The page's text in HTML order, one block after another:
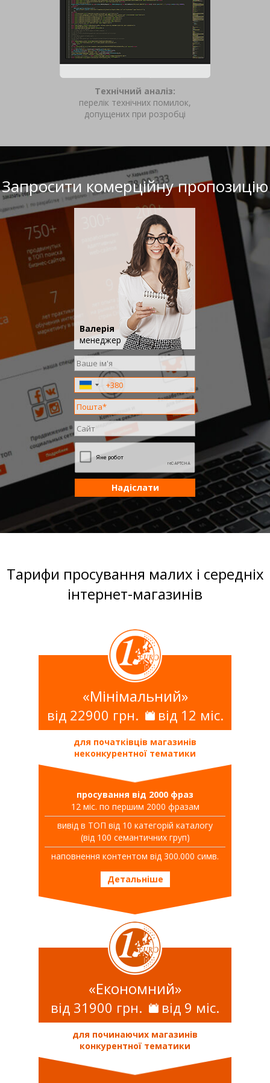
У рамках нового бізнесу:
Військова амуніція
Кредитування онлайн
Товари для б'юті майстрів
У рамках специфічного бізнесу:
Кріптообмінник онлайн
Стероїди та анаболіки
Технічний аналіз:
перелік технічних помилок,
допущених при розробці
Запросити комерційну пропозицію
Валерія
менеджер
Надіслати
Тарифи просування малих і середніх
інтернет-магазинів
«Мінімальний»
від 22900 грн. від 12 міс.
для початківців магазинів
неконкурентної тематики
просування від 2000 фраз
12 міс. по першим 2000 фразам
вивiд в ТОП вiд 10 категорій каталогу
(від 100 семантичних груп)
наповнення контентом від 300.000 симв.
Детальніше
«Економний»
від 31900 грн. від 9 міс.
для починаючих магазинів
конкурентної тематики